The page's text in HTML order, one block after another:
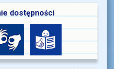
dostępności